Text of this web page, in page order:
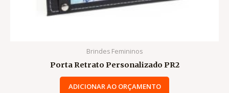
Brindes Femininos
Porta Retrato Personalizado PR2
ADICIONAR AO ORÇAMENTO